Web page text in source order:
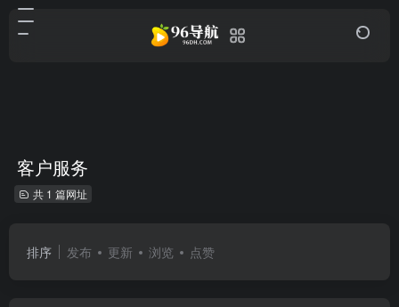
客户服务
共 1 篇网址
排序 发布 更新 浏览 点赞